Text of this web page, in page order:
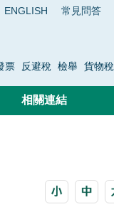
ENGLISH 常見問答
票 反避稅 檢舉 貨物稅
相關連結